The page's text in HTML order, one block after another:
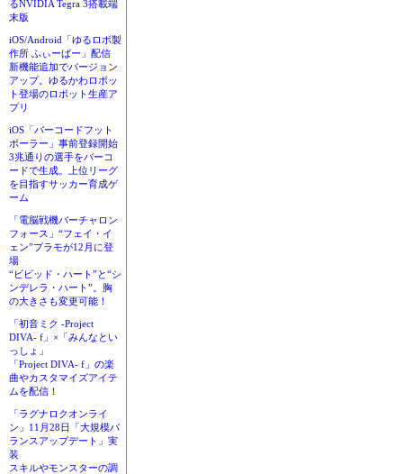
るNVIDIA Tegra 3搭載端
末版
iOS/Android「ゆるロボ製
作所 ふぃーばー」配信
新機能追加でバージョン
アップ。ゆるかわロボッ
ト登場のロボット生産ア
プリ
iOS「バーコードフット
ボーラー」事前登録開始
3兆通りの選手をバーコ
ードで生成。上位リーグ
を目指すサッカー育成ゲ
ーム
「電脳戦機バーチャロン
フォース」“フェイ・イ
ェン”プラモが12月に登
場
“ビビッド・ハート”と“シ
ンデレラ・ハート”。胸
の大きさも変更可能！
「初音ミク -Project
DIVA- f」×「みんなとい
っしょ」
「Project DIVA- f」の楽
曲やカスタマイズアイテ
ムを配信！
「ラグナロクオンライ
ン」11月28日「大規模バ
ランスアップデート」実
装
スキルやモンスターの調